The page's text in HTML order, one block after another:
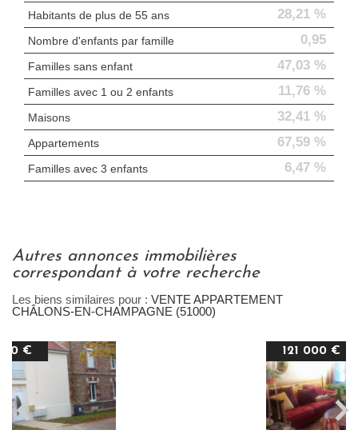
Habitants de plus de 55 ans 28,21 %
Nombre d'enfants par famille 0,95
Familles sans enfant 47,03 %
Familles avec 1 ou 2 enfants 11,76 %
Maisons 32,41 %
Appartements 67,59 %
Familles avec 3 enfants 6,47 %
autres annonces immobilières
correspondant à votre recherche
Les biens similaires pour : VENTE APPARTEMENT
CHÂLONS-EN-CHAMPAGNE (51000)
121 000 €